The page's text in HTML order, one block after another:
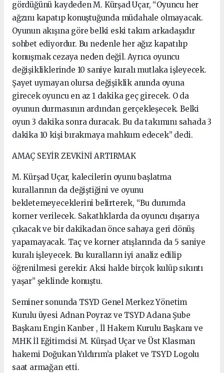
gördüğünü kaydeden M. Kürşad Uçar, “Oyuncu her
ağzını kapatıp konuştuğunda müdahale olmayacak.
Oyunun akışına göre belki eski takım arkadaşıdır
sohbet ediyordur. Bu nedenle her ağız kapatılıp
konuşmak cezaya neden değil. Ayrıca oyuncu
değişikliklerinde 10 saniye kuralı mutlaka işleyecek.
Şayet uymayan olursa değişiklik anında oyuna
girecek oyuncu en az 1 dakika geç girecek. O da
oyunun durmasının ardından gerçekleşecek. Belki
oyun 3 dakika sonra duracak. Bu da takımını sahada 3
dakika 10 kişi bırakmaya mahkum edecek” dedi.
AMAÇ SEYİR ZEVKİNİ ARTIRMAK
M. Kürşad Uçar, kalecilerin oyunu başlatma
kurallarının da değiştiğini ve oyunu
bekletemeyeceklerini belirterek, “Bu durumda
korner verilecek. Sakatlıklarda da oyuncu dışarıya
çıkacak ve bir dakikadan önce sahaya geri dönüş
yapamayacak. Taç ve korner atışlarında da 5 saniye
kuralı işleyecek. Bu kuralların iyi analiz edilip
öğrenilmesi gerekir. Aksi halde birçok kulüp sıkıntı
yaşar” şeklinde konuştu.
Seminer sonunda TSYD Genel Merkez Yönetim
Kurulu üyesi Adnan Poyraz ve TSYD Adana Şube
Başkanı Engin Kanber , İl Hakem Kurulu Başkanı ve
MHK İl Eğitimcisi M. Kürşad Uçar ve Üst Klasman
hakemi Doğukan Yıldırım’a plaket ve TSYD Logolu
saat armağan etti.